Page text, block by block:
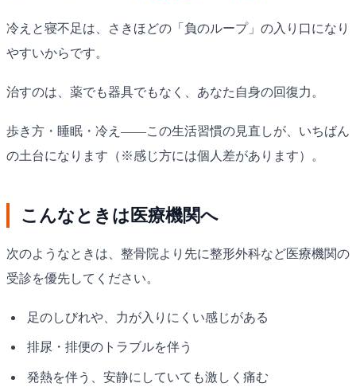
冷えと寝不足は、さきほどの「負のループ」の入り口になり
やすいからです。
治すのは、薬でも器具でもなく、あなた自身の回復力。
歩き方・睡眠・冷え——この生活習慣の見直しが、いちばん
の土台になります（※感じ方には個人差があります）。
こんなときは医療機関へ
次のようなときは、整骨院より先に整形外科など医療機関の
受診を優先してください。
足のしびれや、力が入りにくい感じがある
排尿・排便のトラブルを伴う
発熱を伴う、安静にしていても激しく痛む